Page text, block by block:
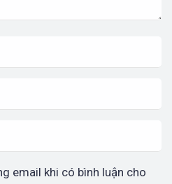
email khi có bình luận cho